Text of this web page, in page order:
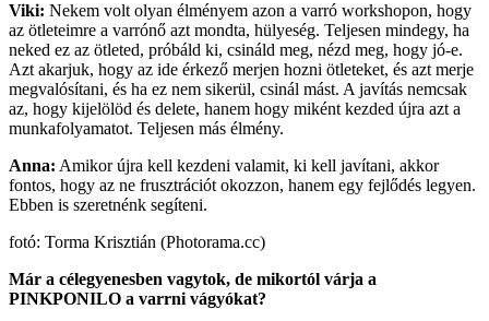
Viki: Nekem volt olyan élményem azon a varró workshopon, hogy
az ötleteimre a varrónő azt mondta, hülyeség. Teljesen mindegy, ha
neked ez az ötleted, próbáld ki, csináld meg, nézd meg, hogy jó-e.
Azt akarjuk, hogy az ide érkező merjen hozni ötleteket, és azt merje
megvalósítani, és ha ez nem sikerül, csinál mást. A javítás nemcsak
az, hogy kijelölöd és delete, hanem hogy miként kezded újra azt a
munkafolyamatot. Teljesen más élmény.
Anna: Amikor újra kell kezdeni valamit, ki kell javítani, akkor
fontos, hogy az ne frusztrációt okozzon, hanem egy fejlődés legyen.
Ebben is szeretnénk segíteni.
fotó: Torma Krisztián (Photorama.cc)
Már a célegyenesben vagytok, de mikortól várja a
PINKPONILO a varrni vágyókat?